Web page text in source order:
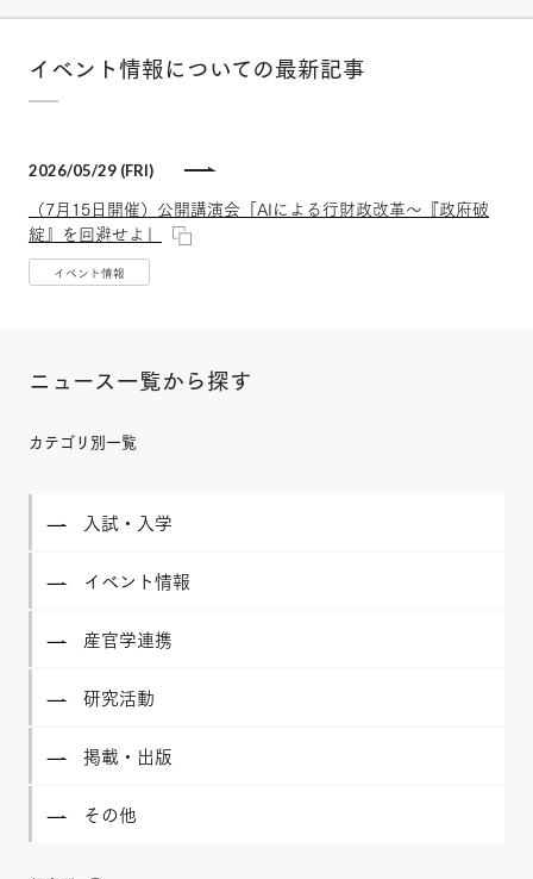
イベント情報についての最新記事
（7月15日開催）公開講演会「AIによる行財政改革～『政府破
綻』を回避せよ」
イベント情報
2026/05/29 (FRI)
ニュース一覧から探す
カテゴリ別一覧
入試・入学
イベント情報
産官学連携
研究活動
掲載・出版
その他